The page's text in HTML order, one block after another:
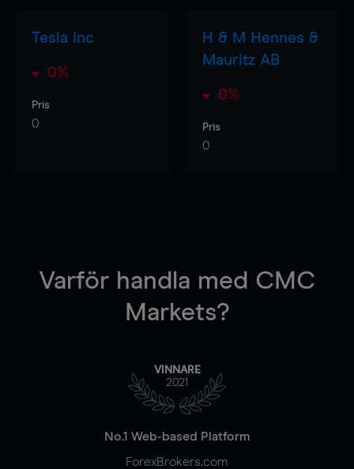
Tesla Inc
0%
Pris
0
H & M Hennes &
Mauritz AB
0%
Pris
0
Varför handla med CMC
Markets?
VINNARE
2021
No.1 Web-based Platform
ForexBrokers.com